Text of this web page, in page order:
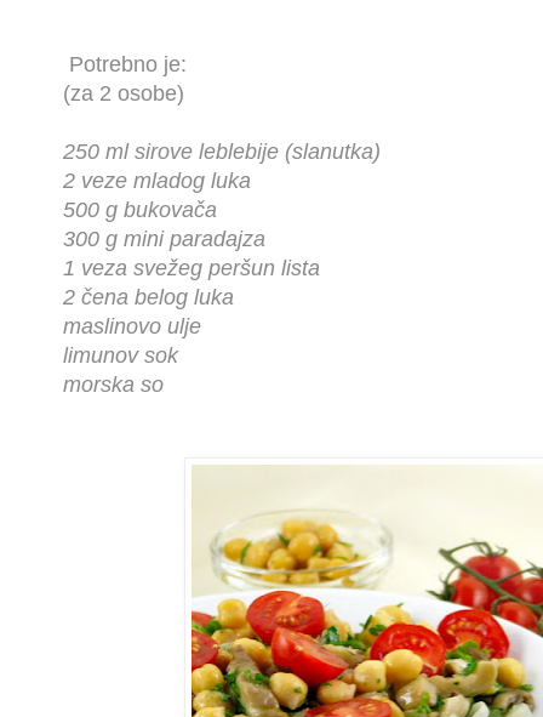
Potrebno je:
(za 2 osobe)
250 ml sirove leblebije (slanutka)
2 veze mladog luka
500 g bukovača
300 g mini paradajza
1 veza svežeg peršun lista
2 čena belog luka
maslinovo ulje
limunov sok
morska so